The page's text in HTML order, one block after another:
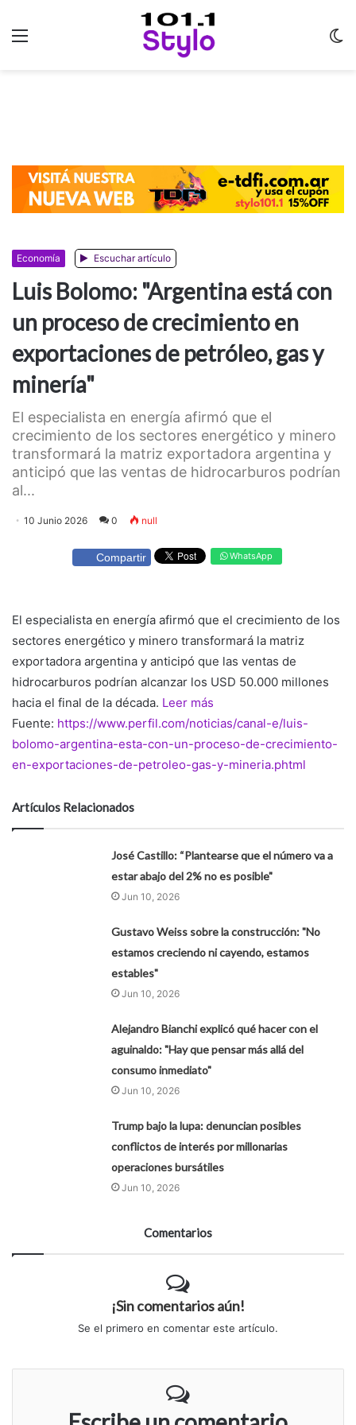
Economía Escuchar artículo
Luis Bolomo: "Argentina está con
un proceso de crecimiento en
exportaciones de petróleo, gas y
minería"
El especialista en energía afirmó que el
crecimiento de los sectores energético y minero
transformará la matriz exportadora argentina y
anticipó que las ventas de hidrocarburos podrían
al...
10 Junio 2026 0 null
Compartir WhatsApp
El especialista en energía afirmó que el crecimiento de los
sectores energético y minero transformará la matriz
exportadora argentina y anticipó que las ventas de
hidrocarburos podrían alcanzar los USD 50.000 millones
hacia el final de la década. Leer más
Fuente: https://www.perfil.com/noticias/canal-e/luis-
bolomo-argentina-esta-con-un-proceso-de-crecimiento-
en-exportaciones-de-petroleo-gas-y-mineria.phtml
Artículos Relacionados
José Castillo: “Plantearse que el número va a
estar abajo del 2% no es posible"
Jun 10, 2026
Gustavo Weiss sobre la construcción: "No
estamos creciendo ni cayendo, estamos
estables"
Jun 10, 2026
Alejandro Bianchi explicó qué hacer con el
aguinaldo: "Hay que pensar más allá del
consumo inmediato"
Jun 10, 2026
Trump bajo la lupa: denuncian posibles
conflictos de interés por millonarias
operaciones bursátiles
Jun 10, 2026
Comentarios
¡Sin comentarios aún!
Se el primero en comentar este artículo.